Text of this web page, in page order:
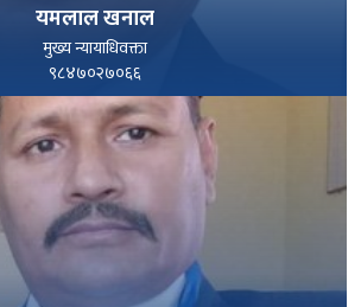
यमलाल खनाल
मुख्य न्यायाधिवक्ता
९८४७०२७०६६
पूरा हेर्नुहोस्